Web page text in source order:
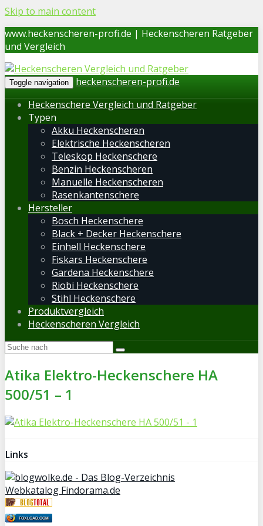
Skip to main content
www.heckenscheren-profi.de | Heckenscheren Ratgeber
und Vergleich
Toggle navigation
heckenscheren-profi.de
Heckenschere Vergleich und Ratgeber
Typen
Akku Heckenscheren
Elektrische Heckenscheren
Teleskop Heckenschere
Benzin Heckenscheren
Manuelle Heckenscheren
Rasenkantenschere
Hersteller
Bosch Heckenschere
Black + Decker Heckenschere
Einhell Heckenschere
Fiskars Heckenschere
Gardena Heckenschere
Riobi Heckenschere
Stihl Heckenschere
Produktvergleich
Heckenscheren Vergleich
Atika Elektro-Heckenschere HA
500/51 – 1
Links
Webkatalog Findorama.de
FOXLOAD.COM